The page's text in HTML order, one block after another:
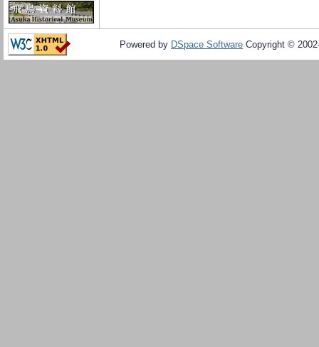
Powered by DSpace Software Copyright ©